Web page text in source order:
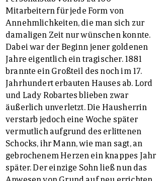
Mitarbeitern für jede Form von
Annehmlichkeiten, die man sich zur
damaligen Zeit nur wünschen konnte.
Dabei war der Beginn jener goldenen
Jahre eigentlich ein tragischer. 1881
brannte ein Großteil des noch im 17.
Jahrhundert erbauten Hauses ab. Lord
und Lady Robartes blieben zwar
äußerlich unverletzt. Die Hausherrin
verstarb jedoch eine Woche später
vermutlich aufgrund des erlittenen
Schocks, ihr Mann, wie man sagt, an
gebrochenem Herzen ein knappes Jahr
später. Der einzige Sohn ließ nun das
Anwesen von Grund auf neu errichten.